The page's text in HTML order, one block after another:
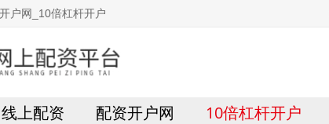
户网_10倍杠杆开户
线上配资 配资开户网 10倍杠杆开户